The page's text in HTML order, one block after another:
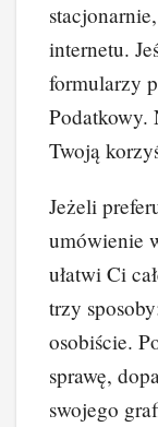
internetu.
formularzy
Podatkowy.
Twoją
Jeżeli
umówienie
ułatwi Ci
trzy
osobiście.
sprawę,
swojego